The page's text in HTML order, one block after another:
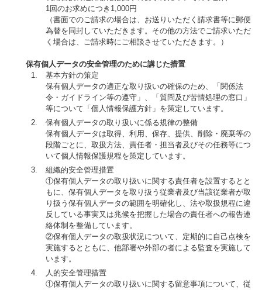
1回のお求めにつき1,000円
（書面でのご請求の場合は、お送りいただく請求書等に郵便
為替を同封していただきます。その他の方法でご請求いただ
く場合は、ご請求時にご相談させていただきます。）
保有個人データの安全管理のために講じた措置
基本方針の策定
保有個人データの適正な取り扱いの確保のため、「関係法
令・ガイドライン等の遵守」、「質問及び苦情処理の窓口」
等について「個人情報保護方針」を策定しています。
保有個人データの取り扱いに係る規律の整備
保有個人データは取得、利用、保存、提供、削除・廃棄等の
段階ごとに、取扱方法、責任者・担当者及びその任務等につ
いて個人情報保護規程を策定しています。
組織的安全管理措置
①保有個人データの取り扱いに関する責任者を設置するとと
もに、保有個人データを取り扱う従業者及び当該従業者が取
り扱う保有個人データの範囲を明確化し、法や取扱規程に違
反している事実又は兆候を把握した場合の責任者への報告連
絡体制を整備しています。
②保有個人データの取扱状況について、定期的に自己点検を
実施するとともに、他部署や外部の者による監査を実施して
います。
人的安全管理措置
①保有個人データの取り扱いに関する留意事項について、従